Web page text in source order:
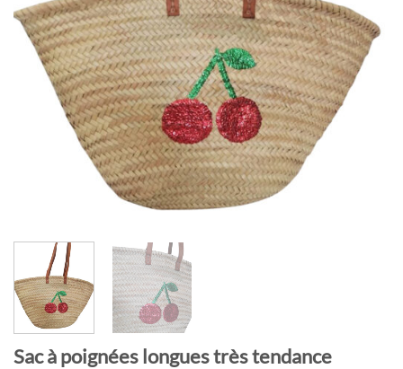
Sac à poignées longues très tendance